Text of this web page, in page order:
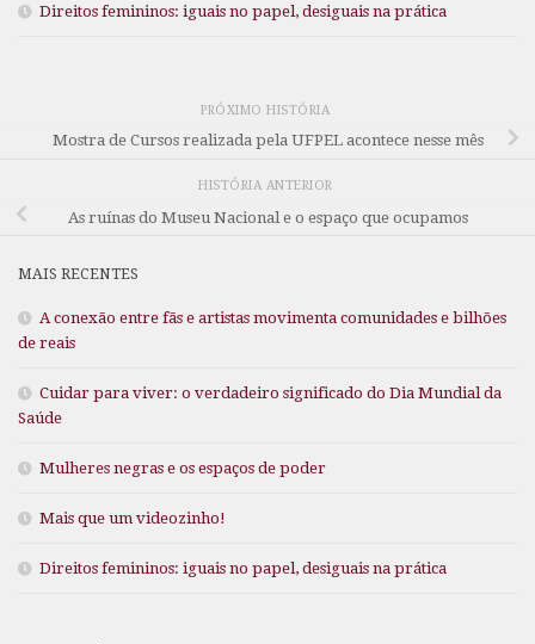
Direitos femininos: iguais no papel, desiguais na prática
PRÓXIMO HISTÓRIA
Mostra de Cursos realizada pela UFPEL acontece nesse mês
HISTÓRIA ANTERIOR
As ruínas do Museu Nacional e o espaço que ocupamos
MAIS RECENTES
A conexão entre fãs e artistas movimenta comunidades e bilhões
de reais
Cuidar para viver: o verdadeiro significado do Dia Mundial da
Saúde
Mulheres negras e os espaços de poder
Mais que um videozinho!
Direitos femininos: iguais no papel, desiguais na prática